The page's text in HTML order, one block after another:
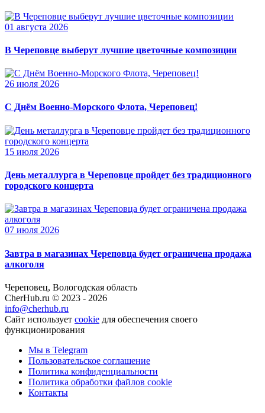
01 августа 2026
В Череповце выберут лучшие цветочные композиции
26 июля 2026
С Днём Военно-Морского Флота, Череповец!
15 июля 2026
День металлурга в Череповце пройдет без традиционного
городского концерта
07 июля 2026
Завтра в магазинах Череповца будет ограничена продажа
алкоголя
Череповец, Вологодская область
CherHub.ru © 2023 - 2026
info@cherhub.ru
Сайт использует cookie для обеспечения своего
функционирования
Мы в Telegram
Пользовательское соглашение
Политика конфиденциальности
Политика обработки файлов cookie
Контакты